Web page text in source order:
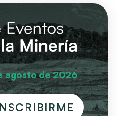
agosto de 2026